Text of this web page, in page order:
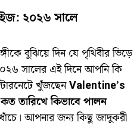
২০২৬ সালে
বুঝিয়ে দিন যে পৃথিবীর ভিড়ে
সালের এই দিনে আপনি কি
খুঁজছেনValentine’s
তারিখে কিভাবে পালন
আপনার জন্য কিছু জাদুকরী